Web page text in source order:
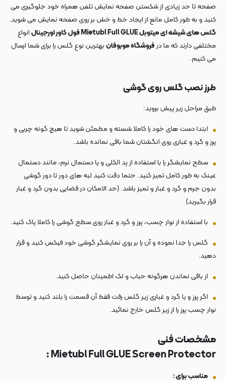
صفحه تا حد زیادی از شکستن صفحه نمایش تلفن همراه خود جلوگیری می
کنید و به طور کامل مانع از ایجاد خط و خش بر روی صفحه نمایش می شوید.
گلس های شیشه ای میتوبل Mietubl Full GLUE فول کاور اورجینال
انواع
مختلفی دارند که ما درفروشگاه موبوفانبهترین نوع گلس را برای شما ارسال
می کنیم.
طرز نصب گلس روی گوشی
طبق مراحل زیر پیش بروید:
ابتدا دست های خود را کاملا شسته و مطمئن شوید تا هیچ گونه چربی و
پرز و گرد و غباری روی انگشتان شما باقی نمانده باشد.
سطح نمایشگر را با استفاده از پد الکلی و یا دستمال نرم، مانند دستمال
عینک به طور کامل تمیز کنید. حتما دقت کنید لبه های دور تا دور گوشی
بدون جرم و گرد و غبار و تمیز باشد. (حد الامکان در فضایی بدون گرد و غبار
قرار بگیرید)
با استفاده از نوار چسب، پرز و گرد و غبار روی سطح گوشی را کاملا پاک کنید.
گلس را جدا نموده و آن را بر روی نمایشگر گوشی خود فیکس کنید و قرار
دهید.
از باقی نماندن هرگونه حباب و لک اطمینان حاصل کنید.
اگر پرز و یا گرد و غباری زیر گلس رفت فقط آن قسمت را بلند کنید و توسط
نوار چسب پرز را از زیر گلس خارج نمائید.
مشخصات فنی
Mietubl Full GLUE Screen Protector :
مناسب برای :